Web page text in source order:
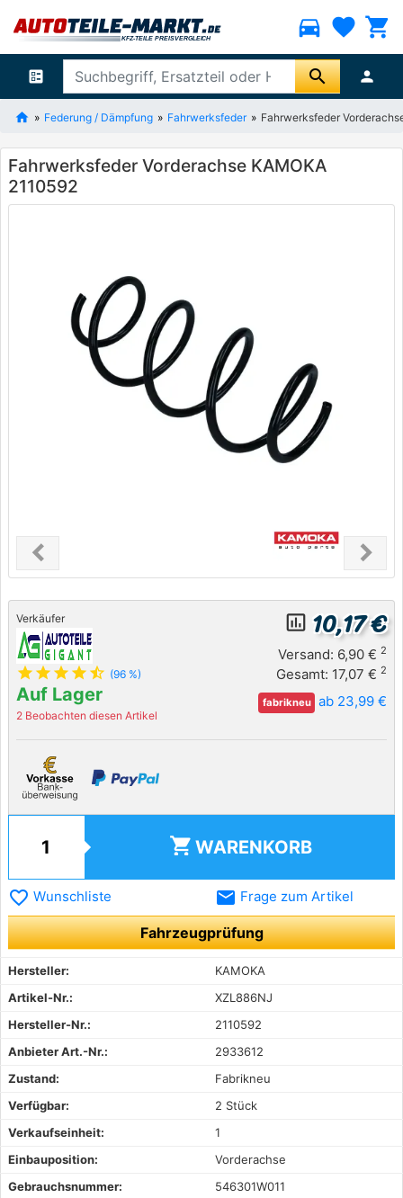
directions_car favorite shopping_cart
ballot search person
Federung / Dämpfung Fahrwerksfeder Fahrwerksfeder
Fahrwerksfeder Vorderachse KAMOKA
2110592
chevron_leftPrevious chevron_right
Next
Verkäufer
star star star star star_half (96 %)
Auf Lager
2 Beobachten diesen Artikel
insert_chart_outlined 10,17 €
Versand: 6,90 € 2
Gesamt: 17,07 € 2
fabrikneu ab 23,99 €
shopping_cart WARENKORB
favorite_border Wunschliste email Frage zum Artikel
Fahrzeugprüfung
Hersteller:
KAMOKA
Artikel-Nr.:
XZL886NJ
Hersteller-Nr.:
2110592
Anbieter Art.-Nr.:
2933612
Zustand:
Fabrikneu
Verfügbar:
2 Stück
Verkaufseinheit:
1
Einbauposition:
Vorderachse
Gebrauchsnummer:
546301W011